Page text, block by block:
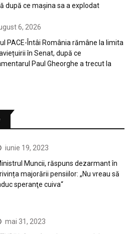
după ce mașina sa a explodat
6, 2026
PACE-Întâi România rămâne la limita
în Senat, după ce
Paul Gheorghe a trecut la
iunie 19, 2023
Muncii, răspuns dezarmant în
majorării pensiilor: „Nu vreau să
speranţe cuiva“
mai 31, 2023